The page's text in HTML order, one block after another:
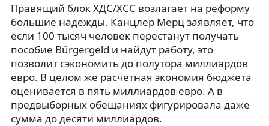
Правящий блок ХДС/ХСС возлагает на реформу
большие надежды. Канцлер Мерц заявляет, что
если 100 тысяч человек перестанут получать
пособие Bürgergeld и найдут работу, это
позволит сэкономить до полутора миллиардов
евро. В целом же расчетная экономия бюджета
оценивается в пять миллиардов евро. А в
предвыборных обещаниях фигурировала даже
сумма до десяти миллиардов.